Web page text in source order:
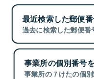
最近検索した郵便
過去に検索した郵便番
事業所の個別番号
事業所の７けたの個